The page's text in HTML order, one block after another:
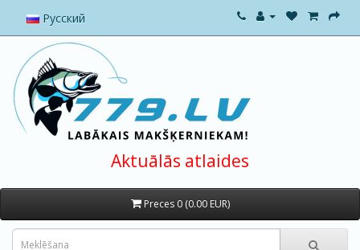
Русский
Aktuālās atlaides
Preces 0 (0.00 EUR)